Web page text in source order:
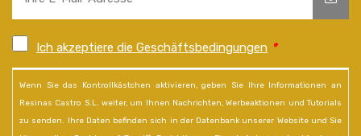
Ich akzeptiere die Geschäftsbedingungen *
Wenn Sie das Kontrollkästchen aktivieren, geben Sie Ihre Informationen an
Resinas Castro S.L. weiter, um Ihnen Nachrichten, Werbeaktionen und Tutorials
zu senden. Ihre Daten befinden sich in der Datenbank unserer Website und Sie